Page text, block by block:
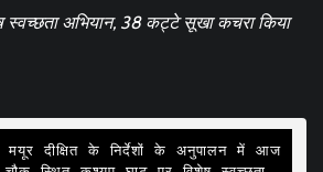
स्वच्छता अभियान, 38 कट्टे सूखा कचरा किया